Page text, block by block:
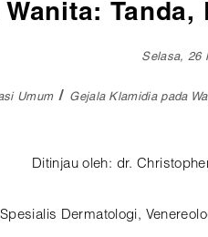
Selasa, 26
Umum Gejala Klamidia pada
Ditinjau oleh: dr.
Spesialis Dermatologi,